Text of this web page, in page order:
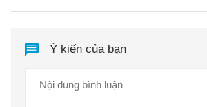
Ý kiến của bạn